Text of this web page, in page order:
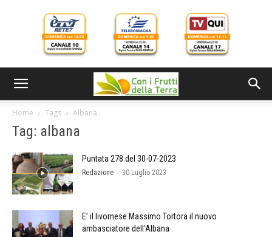
Home Tags Albana
Tag: albana
Puntata 278 del 30-07-2023
Redazione - 30 Luglio 2023
E’ il livornese Massimo Tortora il nuovo
ambasciatore dell’Albana